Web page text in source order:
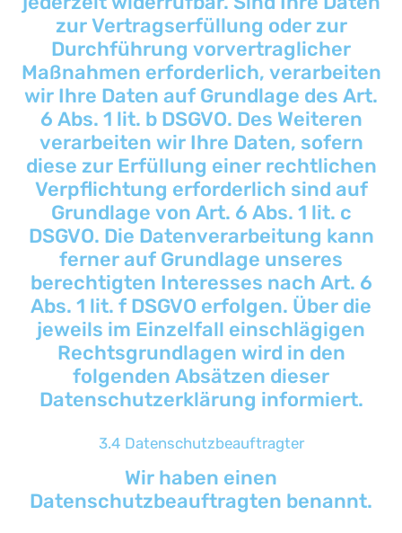
zur Vertragserfüllung oder zur
Durchführung vorvertraglicher
Maßnahmen erforderlich, verarbeiten
wir Ihre Daten auf Grundlage des Art.
6 Abs. 1 lit. b DSGVO. Des Weiteren
verarbeiten wir Ihre Daten, sofern
diese zur Erfüllung einer rechtlichen
Verpflichtung erforderlich sind auf
Grundlage von Art. 6 Abs. 1 lit. c
DSGVO. Die Datenverarbeitung kann
ferner auf Grundlage unseres
berechtigten Interesses nach Art. 6
Abs. 1 lit. f DSGVO erfolgen. Über die
jeweils im Einzelfall einschlägigen
Rechtsgrundlagen wird in den
folgenden Absätzen dieser
Datenschutzerklärung informiert.
3.4 Datenschutzbeauftragter
Wir haben einen
Datenschutzbeauftragten benannt.